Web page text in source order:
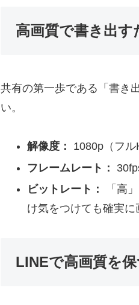
高画質で書き出す
共有の第一歩である「書き
い。
解像度：
1080p（フ
フレームレート：
ビットレート：
「高
け気をつけても確実に
LINEで高画質を